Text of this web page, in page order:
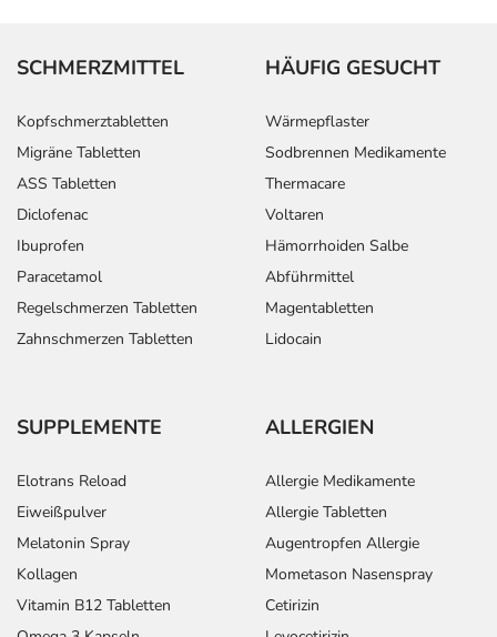
SCHMERZMITTEL
Kopfschmerztabletten
Migräne Tabletten
ASS Tabletten
Diclofenac
Ibuprofen
Paracetamol
Regelschmerzen Tabletten
Zahnschmerzen Tabletten
HÄUFIG GESUCHT
Wärmepflaster
Sodbrennen Medikamente
Thermacare
Voltaren
Hämorrhoiden Salbe
Abführmittel
Magentabletten
Lidocain
SUPPLEMENTE
Elotrans Reload
Eiweißpulver
Melatonin Spray
Kollagen
Vitamin B12 Tabletten
ALLERGIEN
Allergie Medikamente
Allergie Tabletten
Augentropfen Allergie
Mometason Nasenspray
Cetirizin